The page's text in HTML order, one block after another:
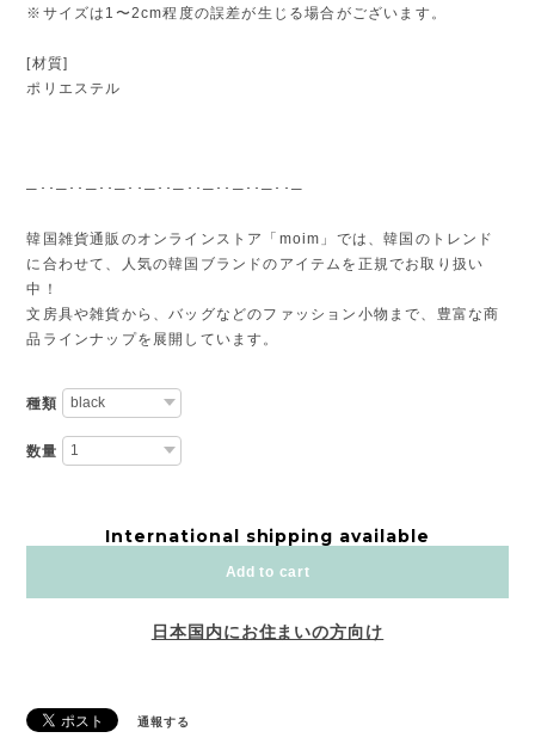
※サイズは1〜2cm程度の誤差が生じる場合がございます。
[材質]
ポリエステル
─･･─･･─･･─･･─･･─･･─･･─･･─･･─
韓国雑貨通販のオンラインストア「moim」では、韓国のトレンド
に合わせて、人気の韓国ブランドのアイテムを正規でお取り扱い
中！
文房具や雑貨から、バッグなどのファッション小物まで、豊富な商
品ラインナップを展開しています。
種類
数量
International shipping available
Add to cart
日本国内にお住まいの方向け
通報する